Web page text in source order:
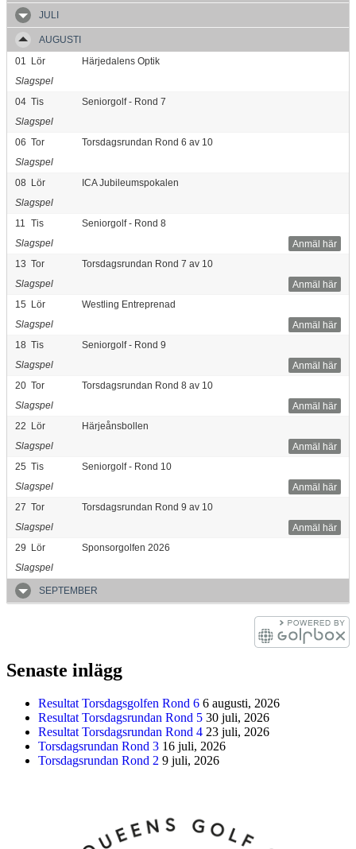
JULI
AUGUSTI
01
Lör
Härjedalens Optik
Slagspel
04 Tis
Seniorgolf - Rond 7
Slagspel
06 Tor
Torsdagsrundan Rond 6 av 10
Slagspel
08 Lör
ICA Jubileumspokalen
Slagspel
11
Tis
Seniorgolf - Rond 8
Anmäl här
Slagspel
13 Tor
Torsdagsrundan Rond 7 av 10
Anmäl här
Slagspel
15 Lör
Westling Entreprenad
Anmäl här
Slagspel
18 Tis
Seniorgolf - Rond 9
Anmäl här
Slagspel
20 Tor
Torsdagsrundan Rond 8 av 10
Anmäl här
Slagspel
22 Lör
Härjeånsbollen
Anmäl här
Slagspel
25 Tis
Seniorgolf - Rond 10
Anmäl här
Slagspel
27 Tor
Torsdagsrundan Rond 9 av 10
Anmäl här
Slagspel
29 Lör
Sponsorgolfen 2026
Slagspel
SEPTEMBER
Senaste inlägg
Resultat Torsdagsgolfen Rond 6 6 augusti, 2026
Resultat Torsdagsrundan Rond 5 30 juli, 2026
Resultat Torsdagsrundan Rond 4 23 juli, 2026
Torsdagsrundan Rond 3 16 juli, 2026
Torsdagsrundan Rond 2 9 juli, 2026